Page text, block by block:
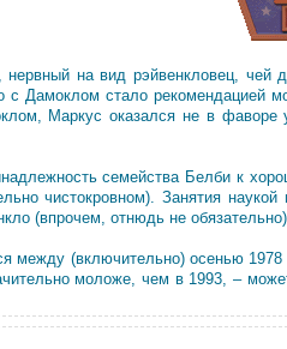
на вид рэйвенкловец, чей
с Дамоклом стало рекомендацией
Маркус оказался не в
семейства Белби к
чистокровном). Занятия наукой
(впрочем, отнюдь не
между (включительно) осенью
моложе, чем в 1993, –